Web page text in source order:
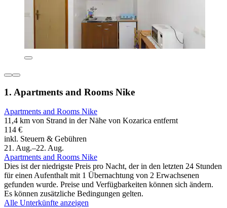
1. Apartments and Rooms Nike
Apartments and Rooms Nike
11,4 km von Strand in der Nähe von Kozarica entfernt
114 €
inkl. Steuern & Gebühren
21. Aug.–22. Aug.
Apartments and Rooms Nike
Dies ist der niedrigste Preis pro Nacht, der in den letzten 24 Stunden
für einen Aufenthalt mit 1 Übernachtung von 2 Erwachsenen
gefunden wurde. Preise und Verfügbarkeiten können sich ändern.
Es können zusätzliche Bedingungen gelten.
Alle Unterkünfte anzeigen